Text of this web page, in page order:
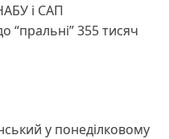
і САП
“пральні” 355 тисяч
у понеділковому